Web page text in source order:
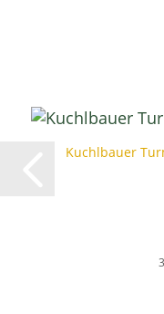
Kuchlbauer